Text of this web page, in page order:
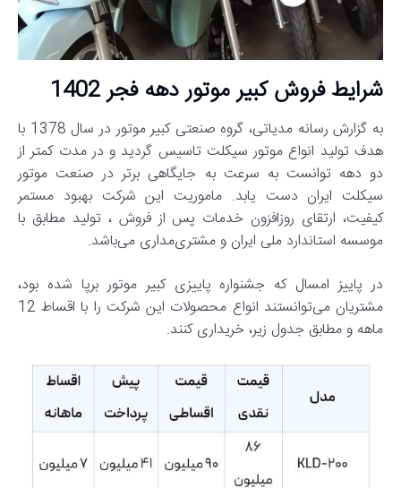
شرایط فروش کبیر موتور دهه فجر 1402
به گزارش رسانه مدیاتی، گروه صنعتی کبیر موتور در سال 1378 با
هدف تولید انواع موتور سیکلت تاسیس گردید و در مدت کمتر از
دو دهه توانست به سرعت به جایگاهی برتر در صنعت موتور
سیکلت ایران دست یابد. ماموریت این شرکت بهبود مستمر
کیفیت، ارتقای روزافزون خدمات پس از فروش ، تولید مطابق با
موسسه استاندارد ملی ایران و مشتری‌مداری می‌باشد.
در پاییز امسال که جشنواره پاییزی کبیر موتور برپا شده بود،
مشتریان می‌توانستند انواع محصولات این شرکت را با اقساط 12
ماهه و مطابق جدول زیر، خریداری کنند.